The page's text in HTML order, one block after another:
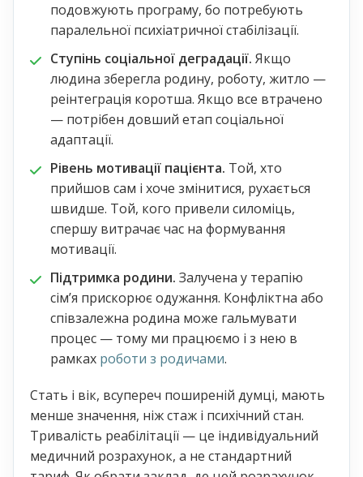
подовжують програму, бо потребують
паралельної психіатричної стабілізації.
Ступінь соціальної деградації. Якщо
людина зберегла родину, роботу, житло —
реінтеграція коротша. Якщо все втрачено
— потрібен довший етап соціальної
адаптації.
Рівень мотивації пацієнта. Той, хто
прийшов сам і хоче змінитися, рухається
швидше. Той, кого привели силоміць,
спершу витрачає час на формування
мотивації.
Підтримка родини. Залучена у терапію
сім’я прискорює одужання. Конфліктна або
співзалежна родина може гальмувати
процес — тому ми працюємо і з нею в
рамках роботи з родичами.
Стать і вік, всупереч поширеній думці, мають
менше значення, ніж стаж і психічний стан.
Тривалість реабілітації — це індивідуальний
медичний розрахунок, а не стандартний